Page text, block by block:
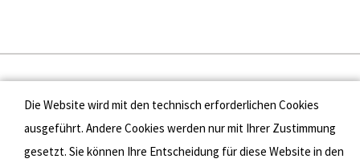
Presse
Kontakt
Datenschutz
Die Website wird mit den technisch erforderlichen Cookies
ausgeführt. Andere Cookies werden nur mit Ihrer Zustimmung
gesetzt. Sie können Ihre Entscheidung für diese Website in den